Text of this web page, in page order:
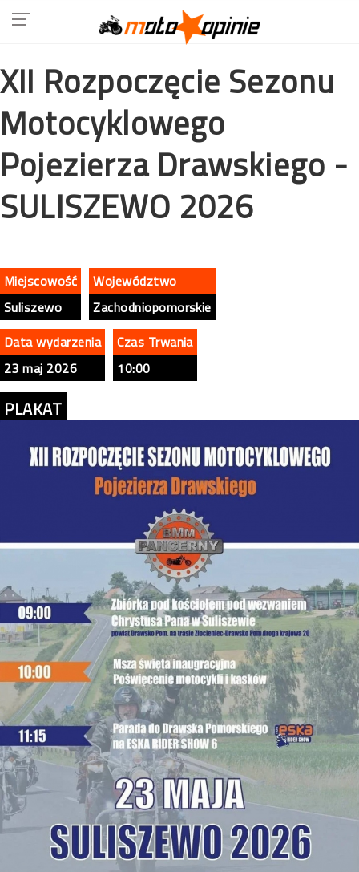
XII Rozpoczęcie Sezonu
Motocyklowego
Pojezierza Drawskiego -
SULISZEWO 2026
Miejscowość
Suliszewo
Województwo
Zachodniopomorskie
Data wydarzenia
23 maj 2026
Czas Trwania
10:00
PLAKAT